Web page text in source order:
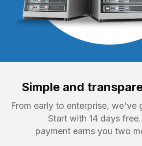
Simple and
From early to enterprise, we've
Start with 14 days
payment earns you two